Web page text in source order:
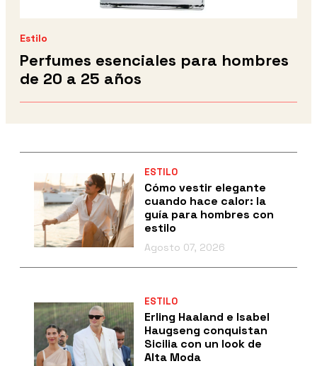
Estilo
Perfumes esenciales para hombres
de 20 a 25 años
ESTILO
Cómo vestir elegante
cuando hace calor: la
guía para hombres con
estilo
Agosto 07, 2026
ESTILO
Erling Haaland e Isabel
Haugseng conquistan
Sicilia con un look de
Alta Moda